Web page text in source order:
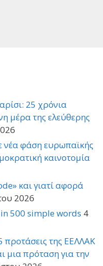
25 χρόνια
μέρα της ελεύθερης
νέα φάση ευρωπαϊκής
καινοτομία
και γιατί αφορά
2026
500 simple words 4
προτάσεις της ΕΕΛΛΑΚ
μια πρόταση για την